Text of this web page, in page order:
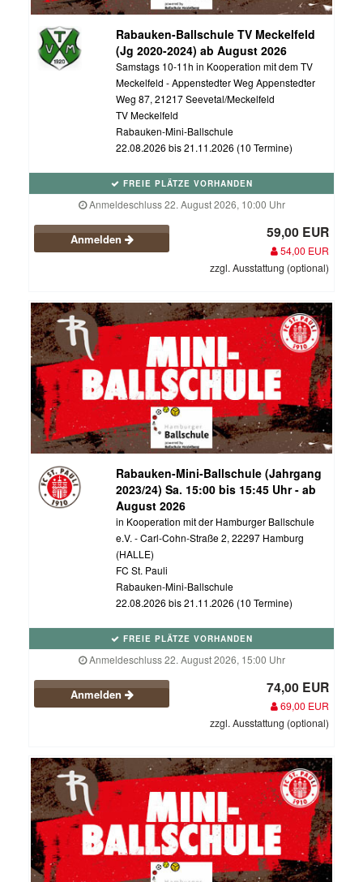
Rabauken-Ballschule TV Meckelfeld
(Jg 2020-2024) ab August 2026
Samstags 10-11h in Kooperation mit dem TV
Meckelfeld - Appenstedter Weg Appenstedter
Weg 87, 21217 Seevetal/Meckelfeld
TV Meckelfeld
Rabauken-Mini-Ballschule
22.08.2026 bis 21.11.2026 (10 Termine)
FREIE PLÄTZE VORHANDEN
Anmeldeschluss 22. August 2026, 10:00 Uhr
Anmelden 59,00 EUR
54,00 EUR
zzgl. Ausstattung (optional)
Rabauken-Mini-Ballschule (Jahrgang
2023/24) Sa. 15:00 bis 15:45 Uhr - ab
August 2026
in Kooperation mit der Hamburger Ballschule
e.V. - Carl-Cohn-Straße 2, 22297 Hamburg
(HALLE)
FC St. Pauli
Rabauken-Mini-Ballschule
22.08.2026 bis 21.11.2026 (10 Termine)
FREIE PLÄTZE VORHANDEN
Anmeldeschluss 22. August 2026, 15:00 Uhr
Anmelden 74,00 EUR
69,00 EUR
zzgl. Ausstattung (optional)